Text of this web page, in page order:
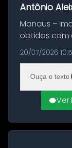
Antônio
Manaus –
obtidas com
momento da
morte de
ocorreu na
20/07/2026
Ouça o texto
Ver